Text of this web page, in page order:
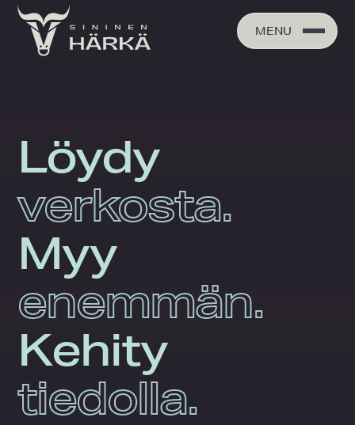
Skip
content
MENU
Löydy
verkosta.
Myy
enemmän.
Kehity
tiedolla.